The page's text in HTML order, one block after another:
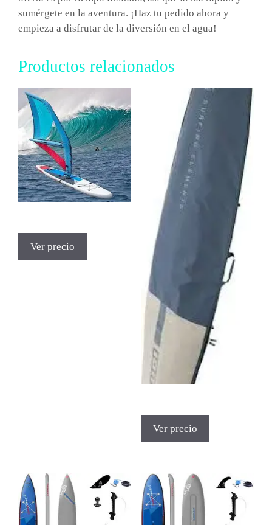
sumérgete en la aventura. ¡Haz tu pedido ahora y
empieza a disfrutar de la diversión en el agua!
Productos relacionados
Ver precio
Ver precio